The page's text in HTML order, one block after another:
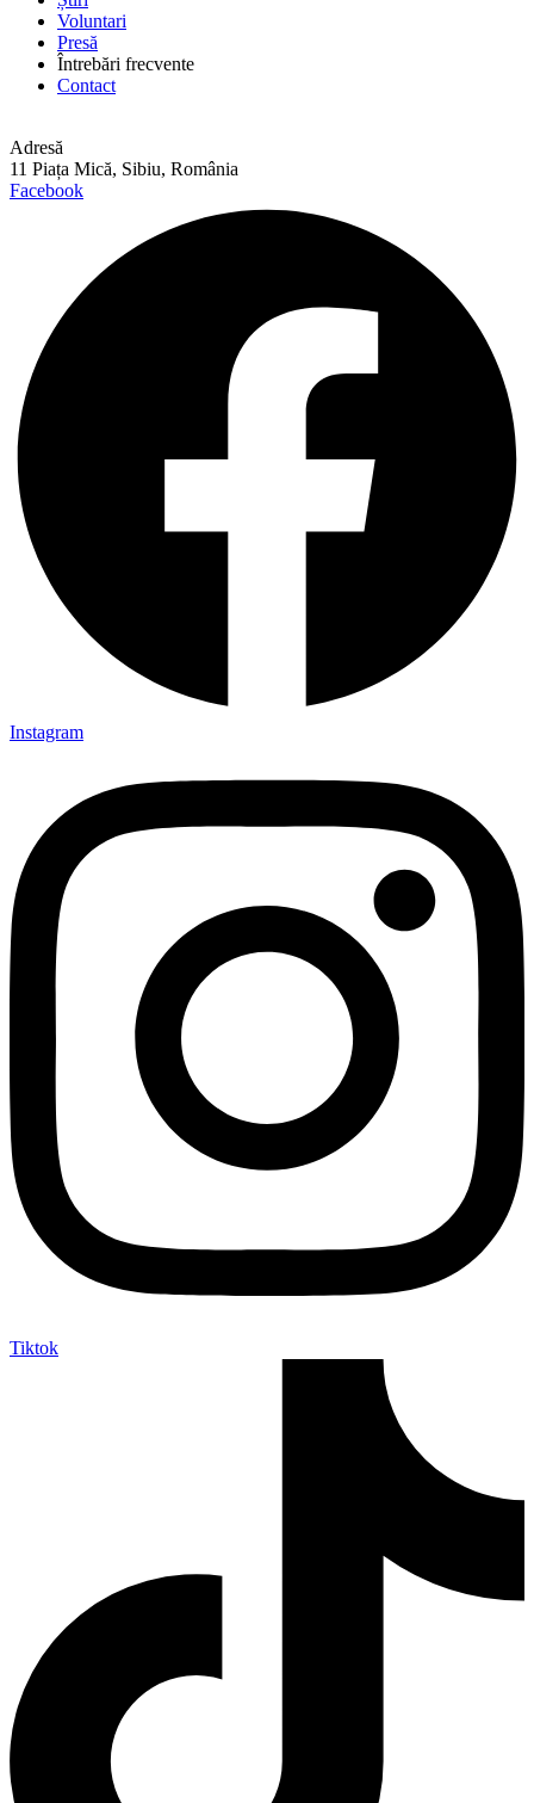
Voluntari
Presă
Întrebări frecvente
Contact
Adresă
11 Piața Mică, Sibiu, România
Facebook
Instagram
Tiktok